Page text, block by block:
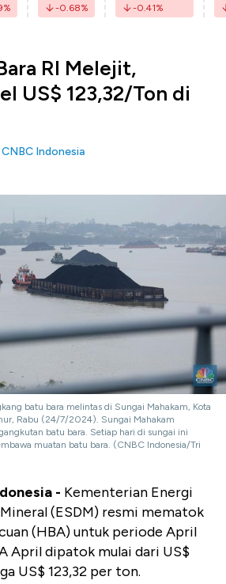
% -0.68% -0.41%
RI Melejit,
US$ 123,32/Ton di
CNBC Indonesia
batu bara melintas di Sungai Mahakam, Kota
Rabu (24/7/2024). Sungai Mahakam
batu bara. Setiap hari di sungai ini
muatan batu bara. (CNBC Indonesia/Tri
- Kementerian Energi
(ESDM) resmi mematok
(HBA) untuk periode April
April dipatok mulai dari US$
US$ 123,32 per ton.